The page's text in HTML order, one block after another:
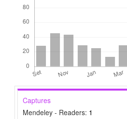
Captures
Mendeley - Readers: 1